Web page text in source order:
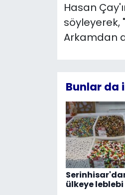
Hasan
söyleyerek,
Arkamdan
Bunlar da
ülkeye